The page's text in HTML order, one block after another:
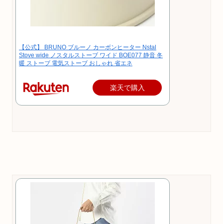
【公式】 BRUNO ブルーノ カーボンヒーター Nstal
Stove wide ノスタルストーブ ワイド BOE077 静音 冬
暖 ストーブ 電気ストーブ おしゃれ 省エネ
楽天で購入